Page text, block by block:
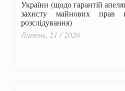
України (щодо гарантій
захисту майнових прав
розслідування)
Липень, 21 / 2026